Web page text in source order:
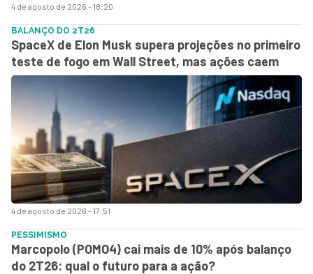
4 de agosto de 2026 - 18:20
4 de agosto de 2026 - 17:51
BALANÇO DO 2T26
SpaceX de Elon Musk supera projeções no primeiro
teste de fogo em Wall Street, mas ações caem
PESSIMISMO
Marcopolo (POMO4) cai mais de 10% após balanço
do 2T26: qual o futuro para a ação?